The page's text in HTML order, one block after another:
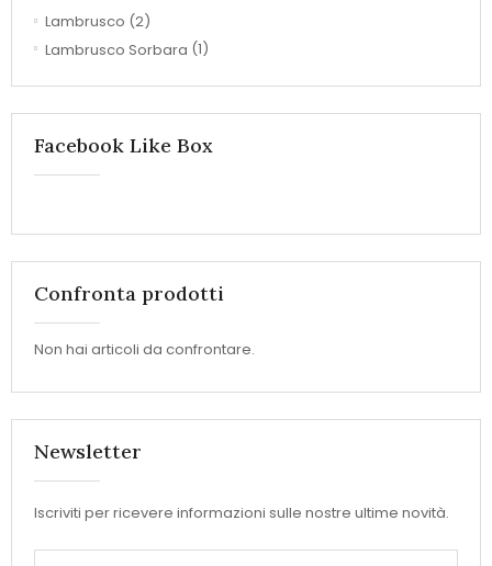
Lambrusco (2)
Lambrusco Sorbara (1)
Facebook Like Box
Confronta prodotti
Non hai articoli da confrontare.
Newsletter
Iscriviti per ricevere informazioni sulle nostre ultime novità.